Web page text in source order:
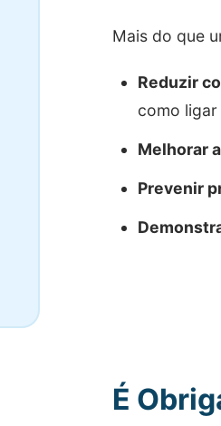
Mais do que
Reduzir
como ligar
Melhorar
Prevenir
É